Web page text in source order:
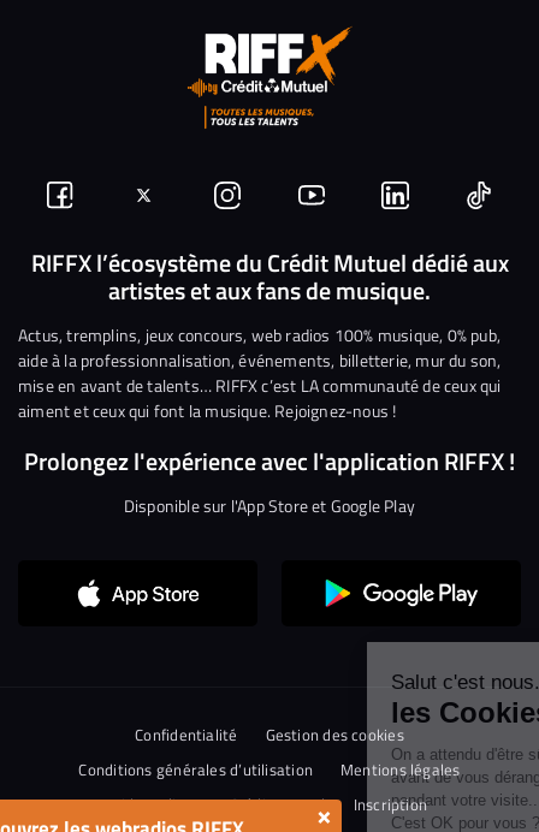
Continuer sans accepter
On a attendu d'être sûrs que le contenu de
déranger, mais on aimerait bien vous accompagner pendant votre
visite...
C'est OK pour vous ?
Suivez-
nous
Facebook
Suivez-
nous
sur
Twitter
Nous
rejoindre
sur
Instagram
Nous
rejoindre
sur
YouTube
Nous
rejoindre
sur
Linkedin
Nous
RIFFX l’écosystème du Crédit Mutuel dédié aux
artistes et aux fans de musique.
Actus, tremplins, jeux concours, web radios 100% musique, 0% pub,
aide à la professionnalisation, événements, billetterie, mur du son,
mise en avant de talents… RIFFX c’est LA communauté de ceux qui
aiment et ceux qui font la musique. Rejoignez-nous !
Prolongez l'expérience avec l'application RIFFX !
Disponible sur l'App Store et Google Play
Confidentialité
Gestion des cookies
Conditions générales d’utilisation
Mentions légales
Aide en ligne
Crédit Mutuel
Inscription
×